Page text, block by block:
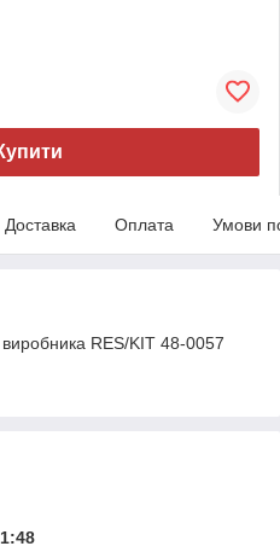
Доставка Оплата Умови
RES/KIT 48-0057
1:48